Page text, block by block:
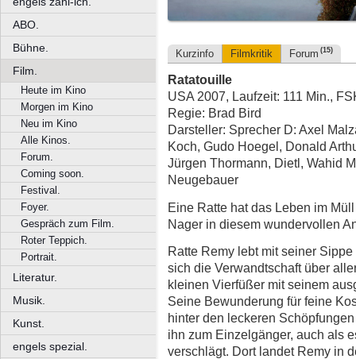
ABO.
Bühne.
Film.
Heute im Kino
Morgen im Kino
Neu im Kino
Alle Kinos.
Forum.
Coming soon.
Festival.
Foyer.
Gespräch zum Film.
Roter Teppich.
Portrait.
Literatur.
Musik.
Kunst.
engels spezial.
Kurzinfo Filmkritik Forum (15)
Ratatouille
USA 2007, Laufzeit: 111 Min.,
Regie: Brad Bird
Darsteller: Sprecher D: Axel
Koch, Gudo Hoegel, Donald
Jürgen Thormann, Dietl, Wahid
Neugebauer
Eine Ratte hat das Leben im
Nager in diesem wundervollen
Ratte Remy lebt mit seiner
sich die Verwandtschaft über
kleinen Vierfüßer mit seinem
Seine Bewunderung für feine
hinter den leckeren
ihn zum Einzelgänger, auch als
verschlägt. Dort landet Remy in